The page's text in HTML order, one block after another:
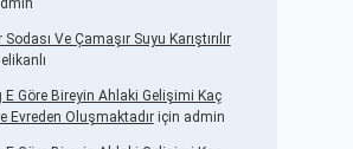
Ve Çamaşır Suyu Karıştırılır
E Göre Bireyin Ahlaki Gelişimi Kaç
Evreden Oluşmaktadıriçin admin